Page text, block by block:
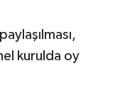
kurulda oy